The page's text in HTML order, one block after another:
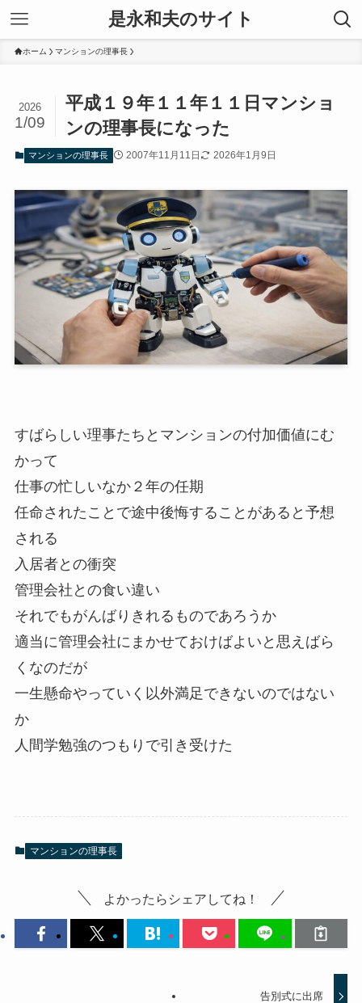
是永和夫のサイト
ホーム マンションの理事長
平成１９年１１年１１日マンショ
ンの理事長になった
2026
1/09
マンションの理事長 2007年11月11日 2026年1月9日
すばらしい理事たちとマンションの付加価値にむ
かって
仕事の忙しいなか２年の任期
任命されたことで途中後悔することがあると予想
される
入居者との衝突
管理会社との食い違い
それでもがんばりきれるものであろうか
適当に管理会社にまかせておけばよいと思えばら
くなのだが
一生懸命やっていく以外満足できないのではない
か
人間学勉強のつもりで引き受けた
マンションの理事長
よかったらシェアしてね！
告別式に出席